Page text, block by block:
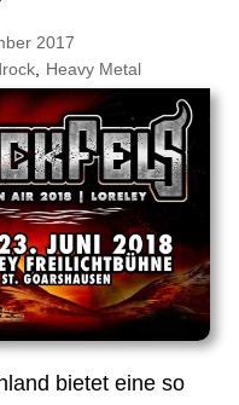
2017
, Heavy Metal
bietet eine so